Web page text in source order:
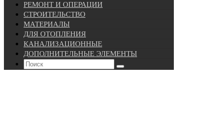
РЕМОНТ И ОПЕРАЦИИ
СТРОИТЕЛЬСТВО
МАТЕРИАЛЫ
ДЛЯ ОТОПЛЕНИЯ
КАНАЛИЗАЦИОННЫЕ
ДОПОЛНИТЕЛЬНЫЕ ЭЛЕМЕНТЫ